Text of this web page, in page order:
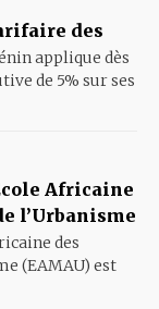
des
applique dès
de 5% sur ses
Africaine
l’Urbanisme
des
(EAMAU) est